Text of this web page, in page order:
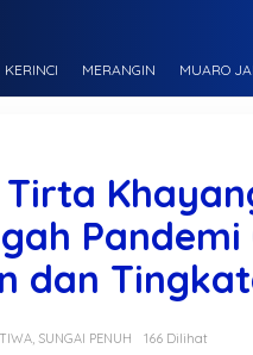
KERINCI MERANGIN MUARO
Pandemi
dan
, SUNGAI PENUH 166 Dilihat